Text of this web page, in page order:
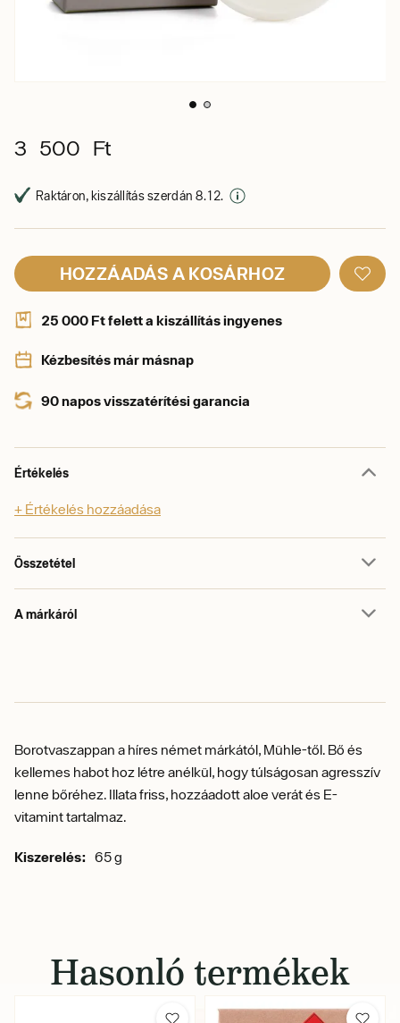
3 500 Ft
Raktáron, kiszállítás szerdán 8. 12.
HOZZÁADÁS A KOSÁRHOZ
25 000 Ft felett a kiszállítás ingyenes
Kézbesítés már másnap
90 napos visszatérítési garancia
Értékelés
+ Értékelés hozzáadása
Összetétel
A márkáról
Borotvaszappan a híres német márkától, Mühle-től. Bő és
kellemes habot hoz létre anélkül, hogy túlságosan agresszív
lenne bőréhez. Illata friss, hozzáadott aloe verát és E-
vitamint tartalmaz.
Kiszerelés: 65 g
Hasonló termékek